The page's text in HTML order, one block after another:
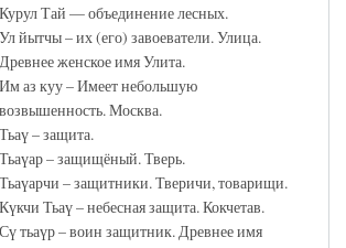
Курул Тай — объединение лесных.
Ул йытчы – их (его) завоеватели. Улица.
Древнее женское имя Улита.
Им аз куу – Имеет небольшую
возвышенность. Москва.
Тьаү – защита.
Тьаүар – защищёный. Тверь.
Тьаүарчи – защитники. Тверичи, товарищи.
Күкчи Тьаү – небесная защита. Кокчетав.
Сү тьаүр – воин защитник. Древнее имя